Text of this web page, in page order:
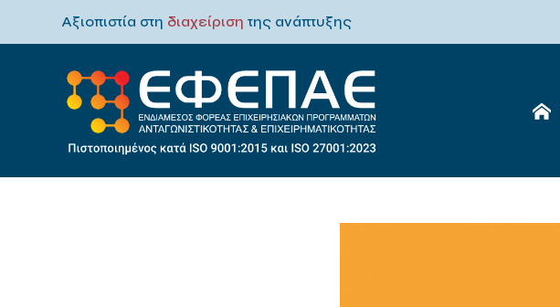
Αξιοπιστία στη διαχείριση της ανάπτυξης